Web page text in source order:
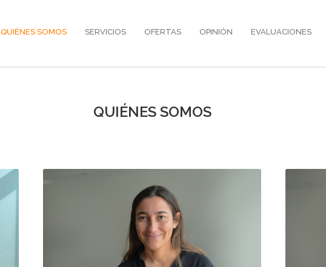
QUIÉNES SOMOS SERVICIOS OFERTAS OPINIÓN EVALUACIONES
QUIÉNES SOMOS